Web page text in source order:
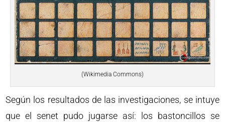
(Wikimedia Commons)
Según los resultados de las investigaciones, se intuye
que el senet pudo jugarse así: los bastoncillos se